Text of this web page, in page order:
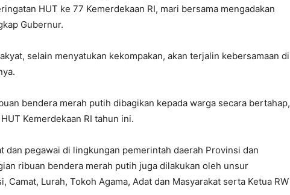
HUT ke 77 Kemerdekaan RI, mari bersama mengadakan
Gubernur.
selain menyatukan kekompakan, akan terjalin kebersamaan di
bendera merah putih dibagikan kepada warga secara bertahap,
Kemerdekaan RI tahun ini.
dan pegawai di lingkungan pemerintah daerah Provinsi dan
ribuan bendera merah putih juga dilakukan oleh unsur
Camat, Lurah, Tokoh Agama, Adat dan Masyarakat serta Ketua RW